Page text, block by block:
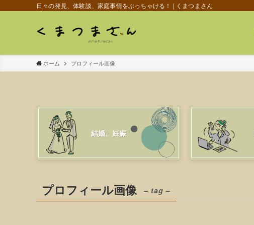
日々の発見、体験談、家庭事情をぶっちゃける！ | くまつまさん
ホーム プロフィール画像
結婚、妊娠
プロフィール画像 – tag –